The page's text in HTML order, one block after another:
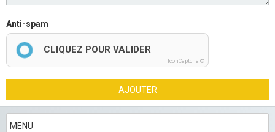
Anti-spam
CLIQUEZ POUR VALIDER
IconCaptcha ©
AJOUTER
MENU